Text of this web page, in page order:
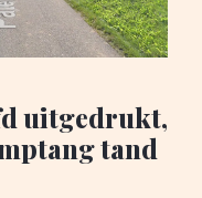
uitgedrukt,
tand